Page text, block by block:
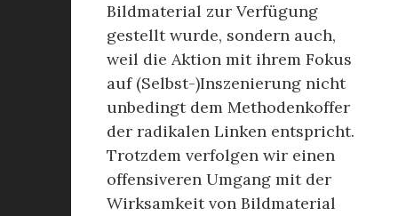
Bildmaterial zur Verfügung
gestellt wurde, sondern auch,
weil die Aktion mit ihrem Fokus
auf (Selbst-)Inszenierung nicht
unbedingt dem Methodenkoffer
der radikalen Linken entspricht.
Trotzdem verfolgen wir einen
offensiveren Umgang mit der
Wirksamkeit von Bildmaterial